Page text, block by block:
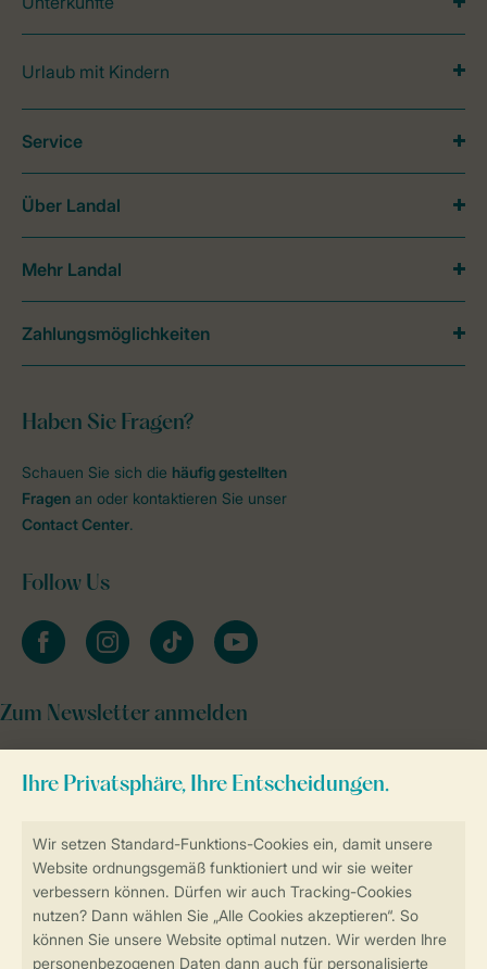
Sicher und schnell zur Online-Buchung
Sichere Datenübertragung
Urlaub mit Kindern
Haben Sie Fragen?
Schauen Sie sich die häufig gestellten
Fragen an oder kontaktieren Sie unser
Contact Center.
Follow Us
facebookinstagramtiktok youtube
Zum Newsletter anmelden
Service
Über Landal
Mehr Landal
Zahlungsmöglichkeiten